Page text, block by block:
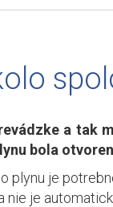
a tak
bola
plynu je
je